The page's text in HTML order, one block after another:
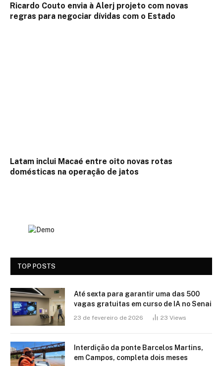
Ricardo Couto envia à Alerj projeto com novas
regras para negociar dívidas com o Estado
Latam inclui Macaé entre oito novas rotas
domésticas na operação de jatos
TOP POSTS
Até sexta para garantir uma das 500
vagas gratuitas em curso de IA no Senai
23 de fevereiro de 2026 23 Views
Interdição da ponte Barcelos Martins,
em Campos, completa dois meses